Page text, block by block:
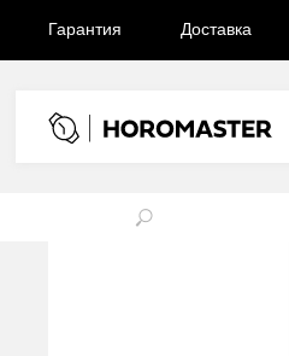
Гарантия Доставка